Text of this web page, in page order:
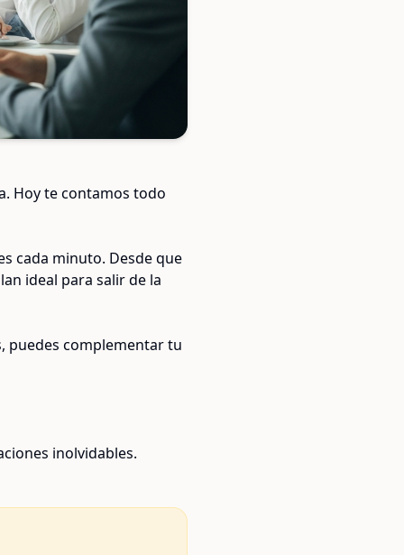
Hoy te contamos todo
cada minuto. Desde que
ideal para salir de la
puedes complementar tu
inolvidables.